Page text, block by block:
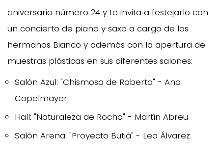
aniversario número 24 y te invita a festejarlo con
un concierto de piano y saxo a cargo de los
hermanos Bianco y además con la apertura de
muestras plásticas en sus diferentes salones:
Salón Azul: "Chismosa de Roberto" - Ana
Copelmayer
Hall: "Naturaleza de Rocha" - Martín Abreu
Salón Arena: "Proyecto Butiá" - Leo Álvarez